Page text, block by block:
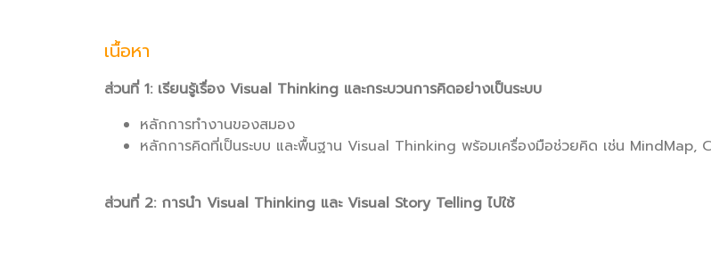
เนื้อหา
ส่วนที่ 1: เรียนรู้เรื่อง Visual Thinking และกระบวนการคิดอย่างเป็นระบบ
หลักการทำงานของสมอง
หลักการคิดที่เป็นระบบ และพื้นฐาน Visual Thinking พร้อมเครื่องมือช่วยคิด เช่น MindMap,
ส่วนที่ 2: การนำ Visual Thinking และ Visual Story Telling ไปใช้